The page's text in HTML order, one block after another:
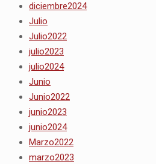
diciembre2024
Julio
Julio2022
julio2023
julio2024
Junio
Junio2022
junio2023
junio2024
Marzo2022
marzo2023